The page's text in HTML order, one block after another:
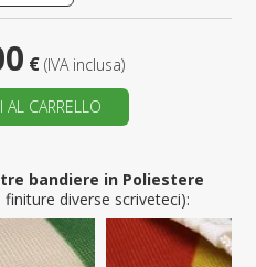
€ (IVA inclusa)
AL CARRELLO
bandiere in Poliestere
finiture diverse scriveteci):